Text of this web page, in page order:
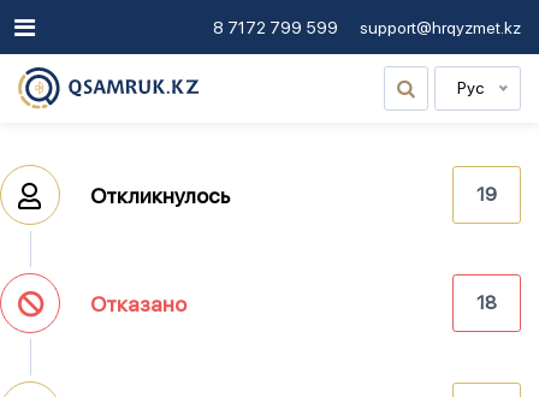
8 7172 799 599 support@hrqyzmet.kz
Рус
Откликнулось 19
Отказано 18